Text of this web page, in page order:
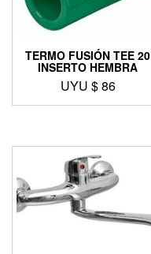
TERMO FUSIÓN TEE 20
INSERTO HEMBRA
UYU $86